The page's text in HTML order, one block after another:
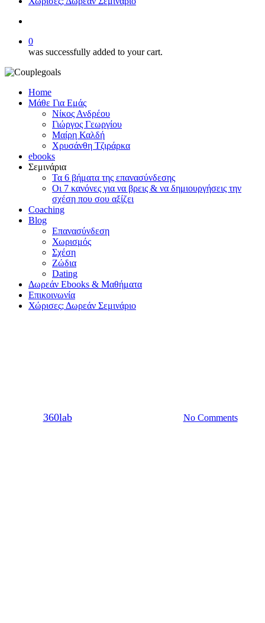
0
was successfully added to your cart.
Home
Μάθε Για Εμάς
Νίκος Ανδρέου
Γιώργος Γεωργίου
Μαίρη Καλδή
Χρυσάνθη Τζιράρκα
ebooks
Σεμινάρια
Τα 6 βήματα της επανασύνδεσης
Οι 7 κανόνες για να βρεις & να δημιουργήσεις την
σχέση που σου αξίζει
Coaching
Blog
Επανασύνδεση
Χωρισμός
Σχέση
Ζώδια
Dating
Δωρεάν Ebooks & Μαθήματα
Επικοινωνία
Χώρισες; Δωρεάν Σεμινάριο
360lab12/06/2020 No Comments